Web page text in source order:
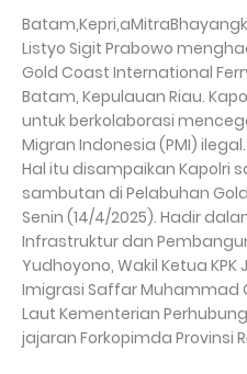
Listyo Sigit Prabowo
Gold Coast International
Batam, Kepulauan Riau.
untuk berkolaborasi
Migran Indonesia (PMI) ilegal.
Hal itu disampaikan Kapolri
sambutan di Pelabuhan
Senin (14/4/2025). Hadir
Infrastruktur dan
Yudhoyono, Wakil Ketua KPK
Imigrasi Saffar Muhammad
Laut Kementerian
jajaran Forkopimda Provinsi